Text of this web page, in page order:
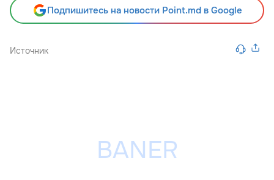
Подпишитесь на новости Point.md в Google
Источник